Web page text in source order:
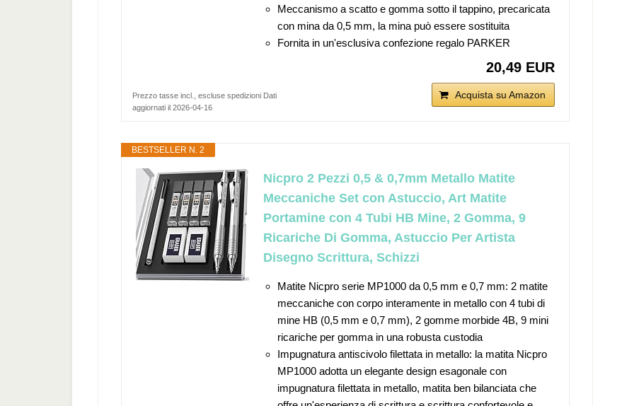
Meccanismo a scatto e gomma sotto il tappino, precaricata
con mina da 0,5 mm, la mina può essere sostituita
Fornita in un'esclusiva confezione regalo PARKER
20,49 EUR
Acquista su Amazon
Prezzo tasse incl., escluse spedizioni Dati
aggiornati il 2026-04-16
BESTSELLER N. 2
Nicpro 2 Pezzi 0,5 & 0,7mm Metallo Matite
Meccaniche Set con Astuccio, Art Matite
Portamine con 4 Tubi HB Mine, 2 Gomma, 9
Ricariche Di Gomma, Astuccio Per Artista
Disegno Scrittura, Schizzi
Matite Nicpro serie MP1000 da 0,5 mm e 0,7 mm: 2 matite
meccaniche con corpo interamente in metallo con 4 tubi di
mine HB (0,5 mm e 0,7 mm), 2 gomme morbide 4B, 9 mini
ricariche per gomma in una robusta custodia
Impugnatura antiscivolo filettata in metallo: la matita Nicpro
MP1000 adotta un elegante design esagonale con
impugnatura filettata in metallo, matita ben bilanciata che